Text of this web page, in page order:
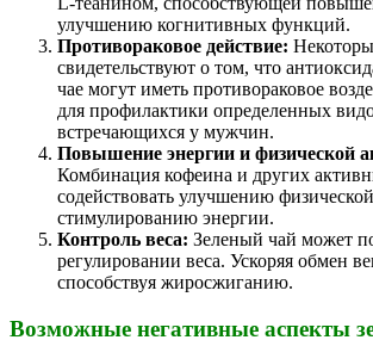
улучшению когнитивных функций.
Противораковое действие:
свидетельствуют о том, что
чае могут иметь противораковое
для профилактики определенных
встречающихся у мужчин.
Повышение энергии и физической
Комбинация кофеина и других
содействовать улучшению
стимулированию энергии.
Контроль веса: Зеленый чай может
регулировании веса. Ускоряя обмен
способствуя жиросжиганию.
Возможные негативные аспекты